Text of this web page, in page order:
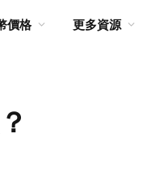
價格 更多資源